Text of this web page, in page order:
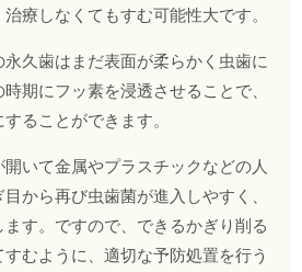
療しなくてもすむ可能性大です。
久歯はまだ表面が柔らかく虫歯に
期にフッ素を浸透させることで、
ることができます。
いて金属やプラスチックなどの人
から再び虫歯菌が進入しやすく、
す。ですので、できるかぎり削る
むように、適切な予防処置を行う